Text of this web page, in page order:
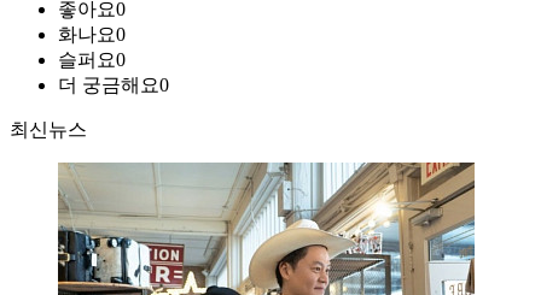
좋아요0
화나요0
슬퍼요0
더 궁금해요0
최신뉴스